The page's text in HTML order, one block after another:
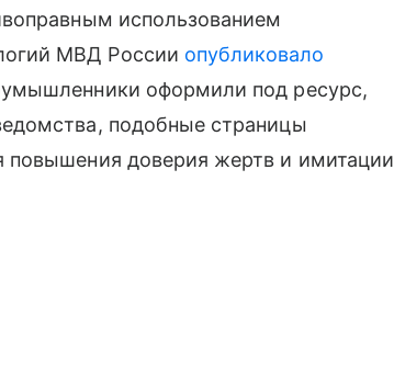
использованием
МВД России опубликовало
оформили под ресурс,
подобные страницы
повышения доверия жертв и имитации